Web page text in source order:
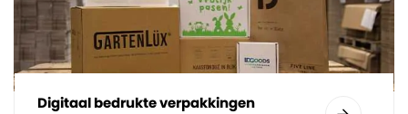
Digitaal bedrukte verpakkingen